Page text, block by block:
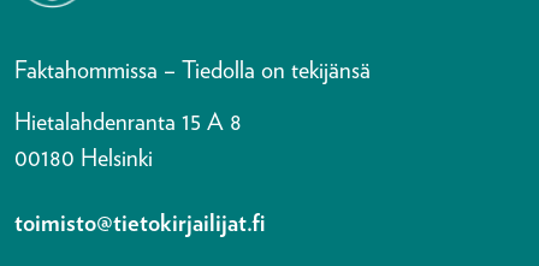
Faktahommissa – Tiedolla on tekijänsä
Hietalahdenranta 15 A 8
00180 Helsinki
toimisto@tietokirjailijat.fi